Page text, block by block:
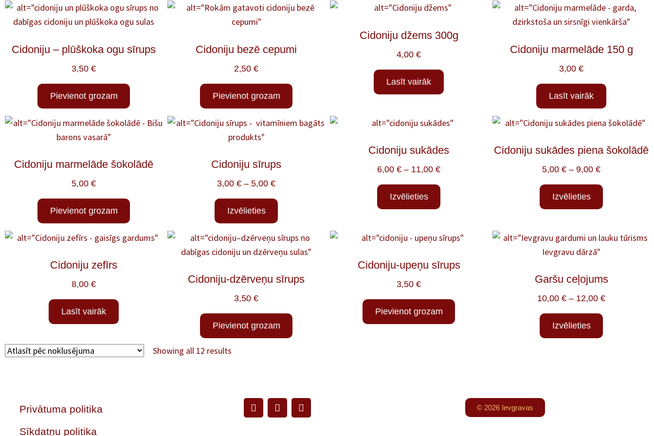
Cidoniju – plūškoka ogu sīrups
3,50 €
Pievienot grozam
Cidoniju bezē cepumi
2,50 €
Pievienot grozam
Cidoniju džems 300g
4,00 €
Lasīt vairāk
Cidoniju marmelāde 150 g
3,00 €
Lasīt vairāk
Cidoniju marmelāde šokolādē
5,00 €
Pievienot grozam
Cidoniju sīrups
3,00 € – 5,00 €
Izvēlieties
Cidoniju sukādes
6,00 € – 11,00 €
Izvēlieties
Cidoniju sukādes piena šokolādē
5,00 € – 9,00 €
Izvēlieties
Cidoniju zefīrs
8,00 €
Lasīt vairāk
Cidoniju-dzērveņu sīrups
3,50 €
Pievienot grozam
Cidoniju-upeņu sīrups
3,50 €
Pievienot grozam
Garšu ceļojums
10,00 € – 12,00 €
Izvēlieties
Showing all 12 results
Privātuma politika
Sīkdatņu politika
© 2026 Ievgravas